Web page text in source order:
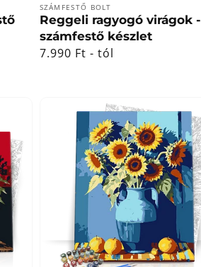
Forgalmazó:
SZÁMFESTŐ BOLT
Reggeli ragyogó virágok -
számfestő készlet
Normál
7.990 Ft - tól